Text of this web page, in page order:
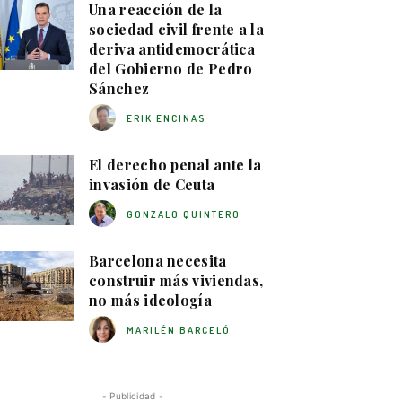
Una reacción de la
sociedad civil frente a la
deriva antidemocrática
del Gobierno de Pedro
Sánchez
ERIK ENCINAS
El derecho penal ante la
invasión de Ceuta
GONZALO QUINTERO
Barcelona necesita
construir más viviendas,
no más ideología
MARILÉN BARCELÓ
- Publicidad -